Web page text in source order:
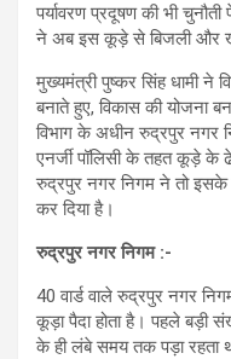
पर्यावरण प्रदूषण की भी
ने अब इस कूड़े से बिजली और
मुख्यमंत्री पुष्कर सिंह धामी ने
बनाते हुए, विकास की योजना
विभाग के अधीन रुद्रपुर नगर
एनर्जी पॉलिसी के तहत कूड़े के
रुद्रपुर नगर निगम ने तो इसके
कर दिया है।
रुद्रपुर नगर निगम :-
40 वार्ड वाले रुद्रपुर नगर
कूड़ा पैदा होता है। पहले बड़ी
के ही लंबे समय तक पड़ा रहता